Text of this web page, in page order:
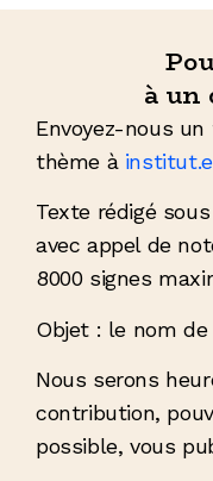
à un
Envoyez-nous
thème à
Texte rédigé
avec appel de
8000 signes
Objet : le nom de
Nous serons
contribution,
possible, vous